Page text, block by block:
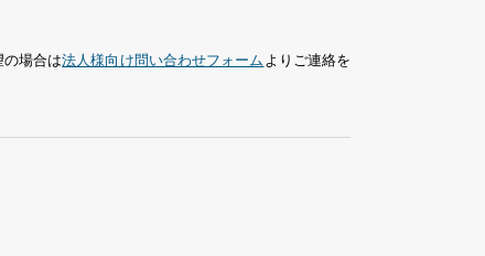
の場合は法人様向け問い合わせフォーム よりご連絡を